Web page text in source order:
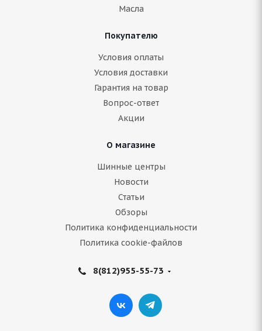
ARIVO ICE CLAW ARW7 215/50 R17 95T
Масла
Покупателю
Условия оплаты
Условия доставки
Гарантия на товар
Вопрос-ответ
Акции
О магазине
Шинные центры
Новости
Статьи
Обзоры
Политика конфиденциальности
Политика cookie-файлов
8(812)955-55-73